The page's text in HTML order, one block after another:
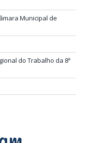
Municipal de
do Trabalho da 8ª